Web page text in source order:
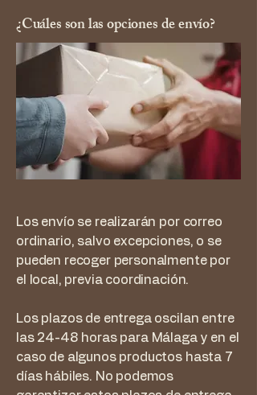
¿Cuáles son las opciones de envío?
Los envío se realizarán por correo
ordinario, salvo excepciones, o se
pueden recoger personalmente por
el local, previa coordinación.
Los plazos de entrega oscilan entre
las 24-48 horas para Málaga y en el
caso de algunos productos hasta 7
días hábiles. No podemos